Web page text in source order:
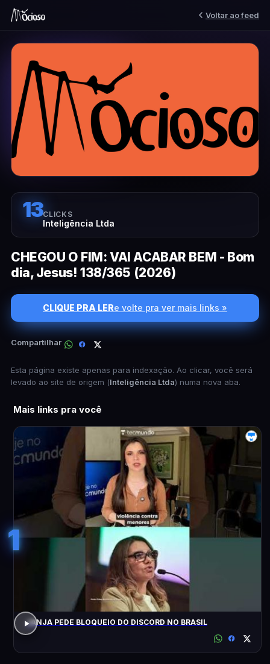
Voltar ao feed
13CLICKS
Inteligência Ltda
CHEGOU O FIM: VAI ACABAR BEM - Bom
dia, Jesus! 138/365 (2026)
CLIQUE PRA LERe volte pra ver mais links »
Compartilhar
Esta página existe apenas para indexação. Ao clicar, você será
levado ao site de origem (Inteligência Ltda) numa nova aba.
Mais links pra você
1
JANJA PEDE BLOQUEIO DO DISCORD NO BRASIL